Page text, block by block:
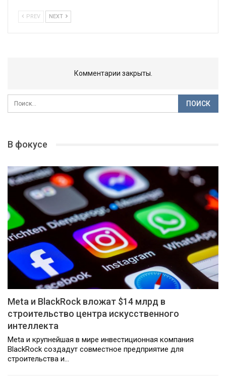
PREV NEXT
Комментарии закрыты.
В фокусе
Meta и BlackRock вложат $14 млрд в
строительство центра искусственного
интеллекта
Meta и крупнейшая в мире инвестиционная компания
BlackRock создадут совместное предприятие для
строительства и…